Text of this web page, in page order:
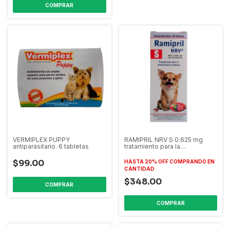
VERMIPLEX PUPPY
antiparasitario. 6 tabletas
$99.00
RAMIPRIL NRV S 0.625 mg
tratamiento para la
HASTA 20% OFF COMPRANDO EN
CANTIDAD
$348.00